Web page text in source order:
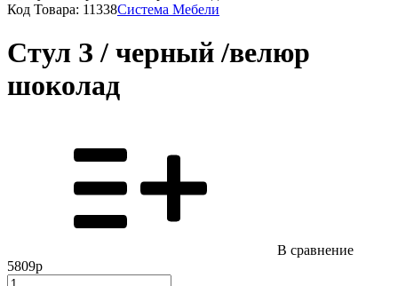
Код Товара: 11338Система Мебели
Стул З / черный /велюр
шоколад
В сравнение
5809р